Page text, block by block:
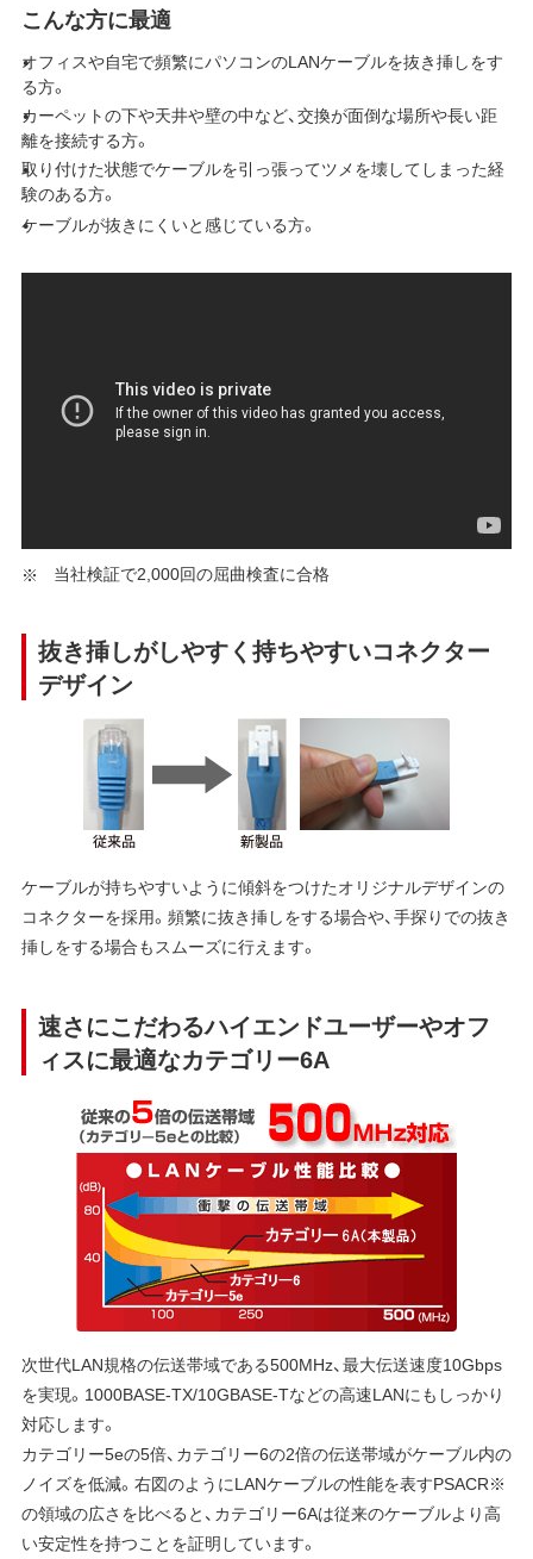
こんな方に最適
オフィスや自宅で頻繁にパソコンのLANケーブルを抜き挿しをす
る方。
カーペットの下や天井や壁の中など、交換が面倒な場所や長い距
離を接続する方。
取り付けた状態でケーブルを引っ張ってツメを壊してしまった経
験のある方。
ケーブルが抜きにくいと感じている方。
当社検証で2,000回の屈曲検査に合格
抜き挿しがしやすく持ちやすいコネクター
デザイン
ケーブルが持ちやすいように傾斜をつけたオリジナルデザインの
コネクターを採用。頻繁に抜き挿しをする場合や、手探りでの抜き
挿しをする場合もスムーズに行えます。
速さにこだわるハイエンドユーザーやオフ
ィスに最適なカテゴリー6A
次世代LAN規格の伝送帯域である500MHz、最大伝送速度10Gbps
を実現。1000BASE-TX/10GBASE-Tなどの高速LANにもしっかり
対応します。
カテゴリー5eの5倍、カテゴリー6の2倍の伝送帯域がケーブル内の
ノイズを低減。右図のようにLANケーブルの性能を表すPSACR※
の領域の広さを比べると、カテゴリー6Aは従来のケーブルより高
い安定性を持つことを証明しています。